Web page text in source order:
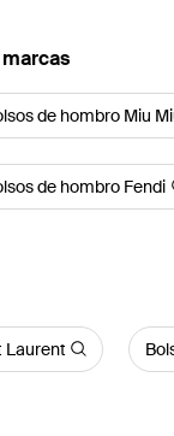
de hombro Miu
de hombro Fendi
Laurent